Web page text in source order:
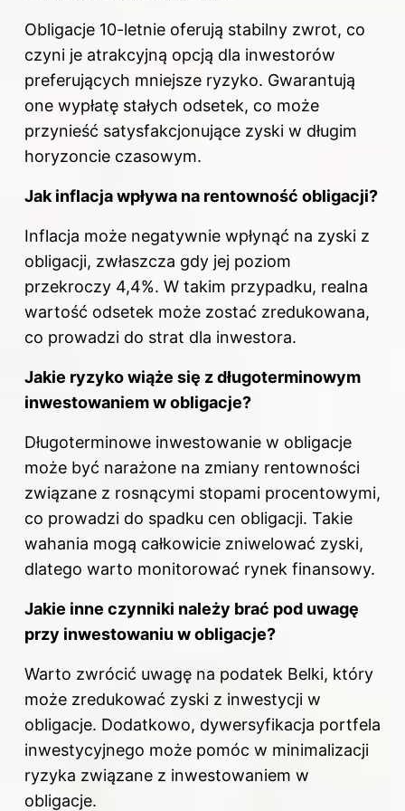
Obligacje 10-letnie oferują stabilny zwrot, co
czyni je atrakcyjną opcją dla inwestorów
preferujących mniejsze ryzyko. Gwarantują
one wypłatę stałych odsetek, co może
przynieść satysfakcjonujące zyski w długim
horyzoncie czasowym.
Jak inflacja wpływa na rentowność obligacji?
Inflacja może negatywnie wpłynąć na zyski z
obligacji, zwłaszcza gdy jej poziom
przekroczy 4,4%. W takim przypadku, realna
wartość odsetek może zostać zredukowana,
co prowadzi do strat dla inwestora.
Jakie ryzyko wiąże się z długoterminowym
inwestowaniem w obligacje?
Długoterminowe inwestowanie w obligacje
może być narażone na zmiany rentowności
związane z rosnącymi stopami procentowymi,
co prowadzi do spadku cen obligacji. Takie
wahania mogą całkowicie zniwelować zyski,
dlatego warto monitorować rynek finansowy.
Jakie inne czynniki należy brać pod uwagę
przy inwestowaniu w obligacje?
Warto zwrócić uwagę na podatek Belki, który
może zredukować zyski z inwestycji w
obligacje. Dodatkowo, dywersyfikacja portfela
inwestycyjnego może pomóc w minimalizacji
ryzyka związane z inwestowaniem w
obligacje.